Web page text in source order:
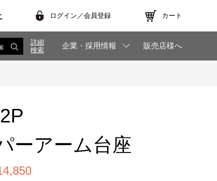
ログイン／会員登録 カート
詳細
検索
企業・採用情報 販売店様へ
ーアーム台座